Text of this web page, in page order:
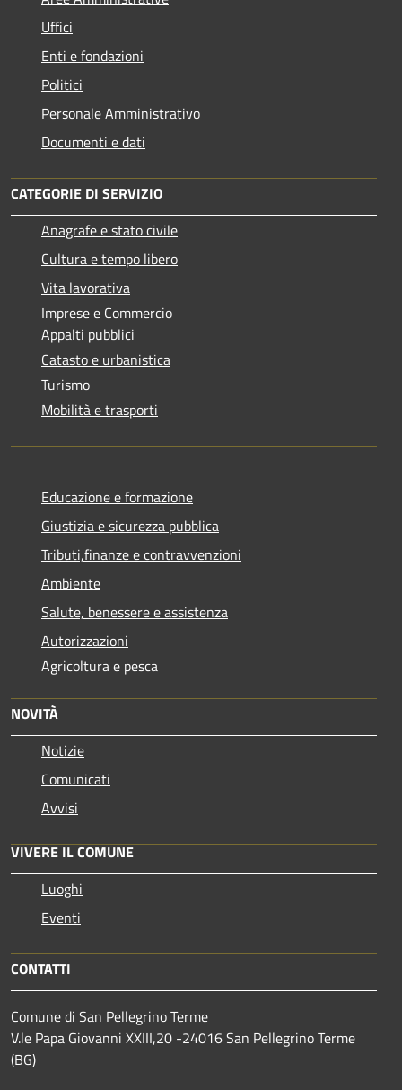
Uffici
Enti e fondazioni
Politici
Personale Amministrativo
Documenti e dati
CATEGORIE DI SERVIZIO
Anagrafe e stato civile
Cultura e tempo libero
Vita lavorativa
Imprese e Commercio
Appalti pubblici
Catasto e urbanistica
Turismo
Mobilità e trasporti
Educazione e formazione
Giustizia e sicurezza pubblica
Tributi,finanze e contravvenzioni
Ambiente
Salute, benessere e assistenza
Autorizzazioni
Agricoltura e pesca
NOVITÀ
Notizie
Comunicati
Avvisi
VIVERE IL COMUNE
Luoghi
Eventi
CONTATTI
Comune di San Pellegrino Terme
V.le Papa Giovanni XXIII,20 -24016 San Pellegrino Terme
(BG)